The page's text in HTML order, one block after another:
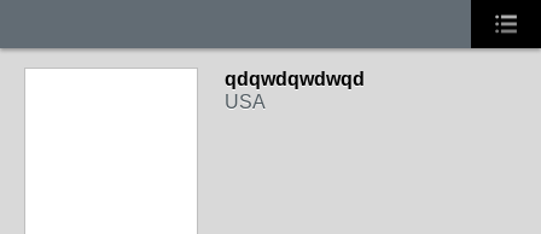
qdqwdqwdwqd
USA